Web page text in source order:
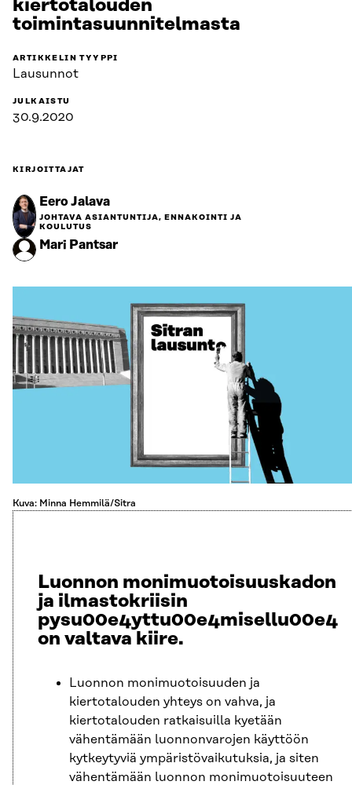
kiertotalouden
toimintasuunnitelmasta
ARTIKKELIN TYYPPI
Lausunnot
JULKAISTU
30.9.2020
KIRJOITTAJAT
Eero Jalava
JOHTAVA ASIANTUNTIJA, ENNAKOINTI JA
KOULUTUS
Mari Pantsar
Kuva: Minna Hemmilä/Sitra
Luonnon monimuotoisuuskadon
ja ilmastokriisin
pysu00e4yttu00e4misellu00e4
on valtava kiire.
Luonnon monimuotoisuuden ja
kiertotalouden yhteys on vahva, ja
kiertotalouden ratkaisuilla kyetään
vähentämään luonnonvarojen käyttöön
kytkeytyviä ympäristövaikutuksia, ja siten
vähentämään luonnon monimuotoisuuteen